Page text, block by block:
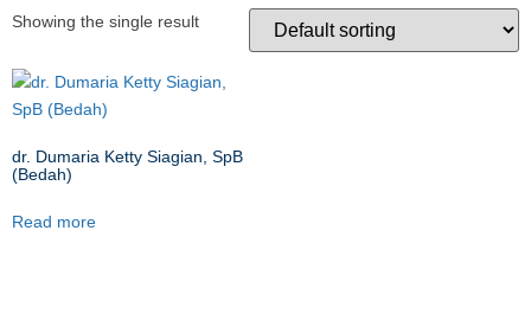
Showing the single result
dr. Dumaria Ketty Siagian, SpB
(Bedah)
Read more